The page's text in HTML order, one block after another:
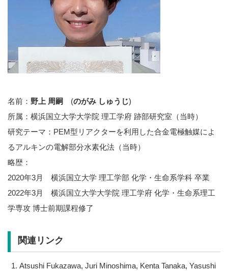
名前： 野上 周嗣 (のがみ しゅうじ)
所属：横浜国立大学大学院 理工学府 跡部研究室（当時）
研究テーマ：PEM型リアクターを利用した合金電極触媒によ
るアルキンの電解部分水素化法（当時）
略歴：
2020年3月 横浜国立大学 理工学部 化学・生命系学科 卒業
2022年3月 横浜国立大学大学院 理工学府 化学・生命系理工
学専攻 博士前期課程修了
関連リンク
Atsushi Fukazawa, Juri Minoshima, Kenta Tanaka, Yasushi